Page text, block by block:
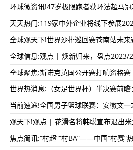
环球微资讯!47岁极限跑者获环法超马
天天热门:119家中外企业将线下参展
全球信息:观点 | 焕新归来，盘点2023/
全球聚焦:斯诺克英国公开赛打响资格
观天下!观点 | 花滑名将韩聪宣布退出
焦点简讯:“村超”“村BA”——中国“村赛”